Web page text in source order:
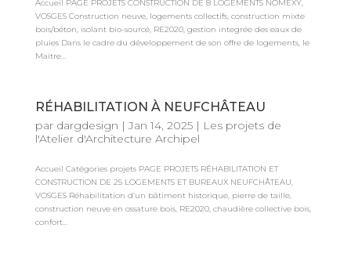
Accueil PAGE PROJETS CONSTRUCTION DE 8 LOGEMENTS NOMEXY,
VOSGES Construction neuve, logements collectifs, construction mixte
bois/béton, isolant bio-sourcé, RE2020, gestion integrée des eaux de
pluies Dans le cadre du développement de son offre de logements, le
Maitre...
RÉHABILITATION À NEUFCHÂTEAU
par dargdesign |Jan 14, 2025| Les projets de
l'Atelier d'Architecture Archipel
Accueil Catégories projets PAGE PROJETS RÉHABILITATION ET
CONSTRUCTION DE 25 LOGEMENTS ET BUREAUX NEUFCHÂTEAU,
VOSGES Réhabilitation d’un bâtiment historique, pierre de taille,
construction neuve en ossature bois, RE2020, chaudière collective bois,
confort...